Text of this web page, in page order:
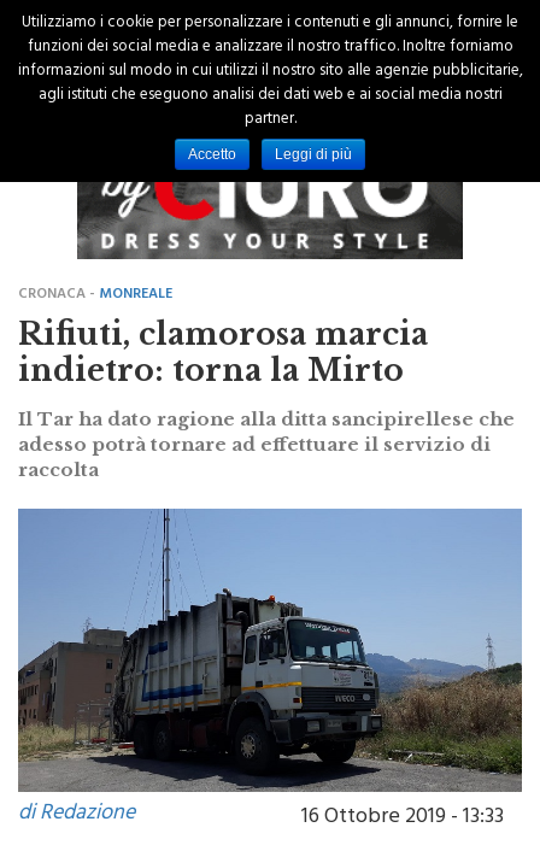
CRONACA - MONREALE
Rifiuti, clamorosa marcia
indietro: torna la Mirto
Il Tar ha dato ragione alla ditta sancipirellese che
adesso potrà tornare ad effettuare il servizio di
raccolta
di Redazione
16 Ottobre 2019 - 13:33
Utilizziamo i cookie per personalizzare i contenuti e gli annunci, fornire le
funzioni dei social media e analizzare il nostro traffico. Inoltre forniamo
informazioni sul modo in cui utilizzi il nostro sito alle agenzie pubblicitarie,
agli istituti che eseguono analisi dei dati web e ai social media nostri
partner.
Accetto Leggi di più